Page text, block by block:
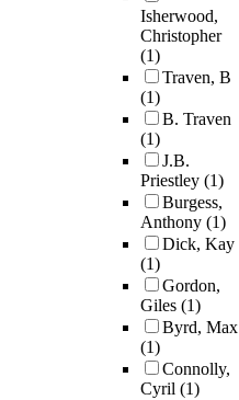
Isherwood,
Christopher
(1)
Traven, B
(1)
B. Traven
(1)
J.B.
Priestley (1)
Burgess,
Anthony (1)
Dick, Kay
(1)
Gordon,
Giles (1)
Byrd, Max
(1)
Connolly,
Cyril (1)